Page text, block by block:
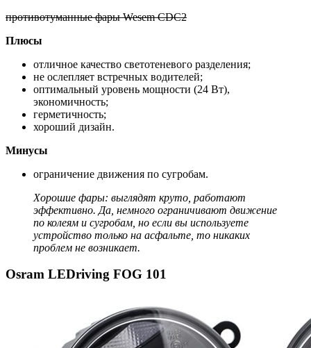
противотуманные фары Wesem CDC2
Плюсы
отличное качество светотеневого разделения;
не ослепляет встречных водителей;
оптимальный уровень мощности (24 Вт),
экономичность;
герметичность;
хороший дизайн.
Минусы
ограничение движения по сугробам.
Хорошие фары: выглядят круто, работают
эффективно. Да, немного ограничивают движение
по колеям и сугробам, но если вы используете
устройство только на асфальте, то никаких
проблем не возникает.
Osram LEDriving FOG 101